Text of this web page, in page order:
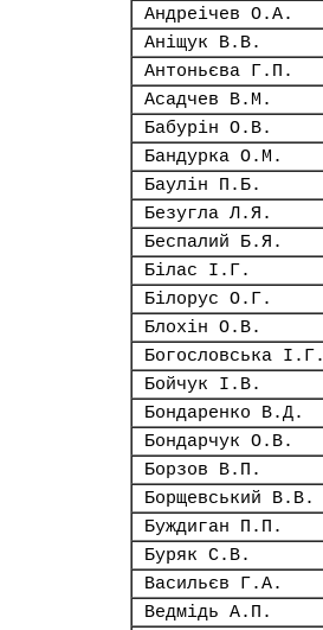
Андреічев О.А.
Аніщук В.В.
Антоньєва Г.П.
Асадчев В.М.
Бабурін О.В.
Бандурка О.М.
Баулін П.Б.
Безугла Л.Я.
Беспалий Б.Я.
Білас І.Г.
Білорус О.Г.
Блохін О.В.
Богословська І.Г.
Бойчук І.В.
Бондаренко В.Д.
Бондарчук О.В.
Борзов В.П.
Борщевський В.В.
Буждиган П.П.
Буряк С.В.
Васильєв Г.А.
Ведмідь А.П.